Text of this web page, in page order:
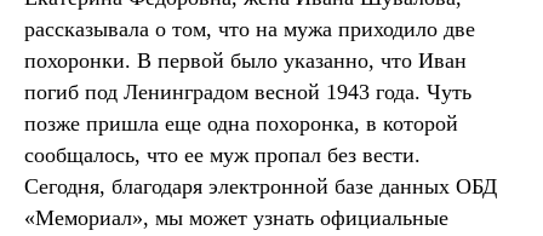
рассказывала о том, что на мужа приходило две
похоронки. В первой было указанно, что Иван
погиб под Ленинградом весной 1943 года. Чуть
позже пришла еще одна похоронка, в которой
сообщалось, что ее муж пропал без вести.
Сегодня, благодаря электронной базе данных ОБД
«Мемориал», мы может узнать официальные